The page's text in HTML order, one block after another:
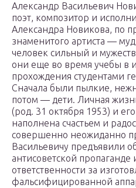
Александр Васильевич
поэт, композитор и
Александра Новикова, по
знаменитого артиста —
человек сильный и
они еще во время учебы в
прохождения студентами
Сначала были пылкие,
потом — дети. Личная
(род. 31 октября 1953) и
наполнена счастьем и
совершенно неожиданно
Васильевичу предъявили
антисоветской
ответственности за
фальсифицированной